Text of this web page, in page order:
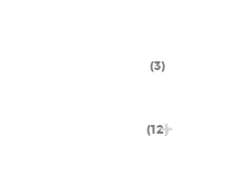
(3)
(12)